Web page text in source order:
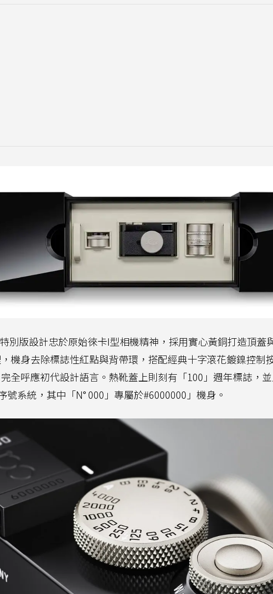
別版設計忠於原始徠卡I型相機精神，採用實心黃銅打造頂蓋
機身去除標誌性紅點與背帶環，搭配經典十字滾花鍍鎳控制
全呼應初代設計語言。熱靴蓋上則刻有「100」週年標誌，並
號系統，其中「N° 000」專屬於#6000000」機身。